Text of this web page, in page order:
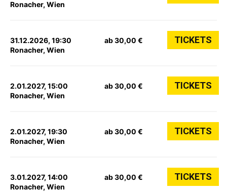
Ronacher, Wien
31.12.2026, 19:30
Ronacher, Wien
ab 30,00 € TICKETS
2.01.2027, 15:00
Ronacher, Wien
ab 30,00 € TICKETS
2.01.2027, 19:30
Ronacher, Wien
ab 30,00 € TICKETS
3.01.2027, 14:00
Ronacher, Wien
ab 30,00 € TICKETS